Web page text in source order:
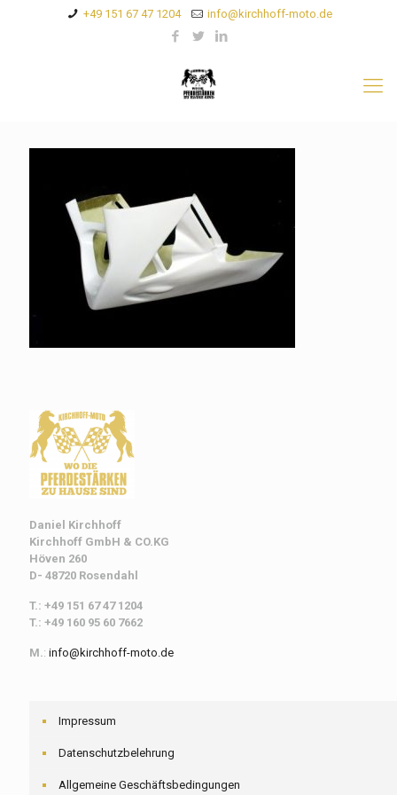
+49 151 67 47 1204 info@kirchhoff-moto.de
Daniel Kirchhoff
Kirchhoff GmbH & CO.KG
Höven 260
D- 48720 Rosendahl
T.: +49 151 67 47 1204
T.: +49 160 95 60 7662
M.: info@kirchhoff-moto.de
Impressum
Datenschutzbelehrung
Allgemeine Geschäftsbedingungen